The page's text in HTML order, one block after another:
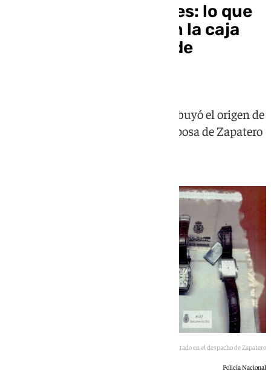
Relojes, joyas y móviles: lo que
la Policía encontró en la caja
fuerte del despacho de
La secretaria del expresidente atribuyó el origen de
estos bienes a la herencia de la esposa de Zapatero
Imagen del material incautado en el despacho de Zapatero
Policía Nacional